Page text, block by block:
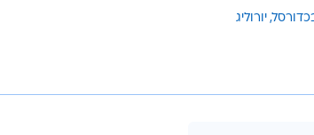
יורוליג